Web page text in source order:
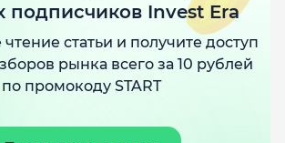
подписчиков Invest Era
статьи и получите доступ
рынка всего за 10 рублей
по промокоду START